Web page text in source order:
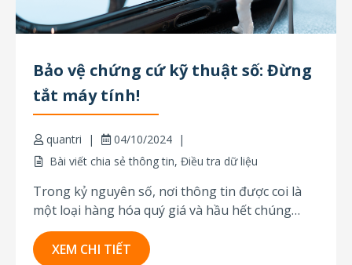
Bảo vệ chứng cứ kỹ thuật số: Đừng
tắt máy tính!
quantri
04/10/2024
Bài viết chia sẻ thông tin, Điều tra dữ liệu
Trong kỷ nguyên số, nơi thông tin được coi là
một loại hàng hóa quý giá và hầu hết chúng
được lưu trữ dưới dạng dữ liệu điện tử, việc bảo
quản chứng cứ kỹ thuật số đã trở thành điều
XEM CHI TIẾT